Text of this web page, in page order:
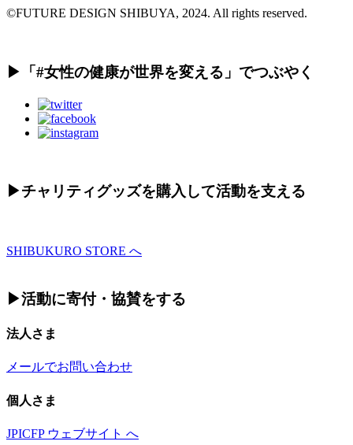
©FUTURE DESIGN SHIBUYA, 2024. All rights reserved.
▶︎「#女性の健康が世界を変える」でつぶやく
▶︎チャリティグッズを購入して活動を支える
SHIBUKURO STORE へ
▶︎活動に寄付・協賛をする
法人さま
メールでお問い合わせ
個人さま
JPICFP ウェブサイト へ